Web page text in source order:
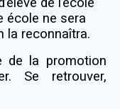
école ne sera
la reconnaîtra.
de la promotion
Se retrouver,